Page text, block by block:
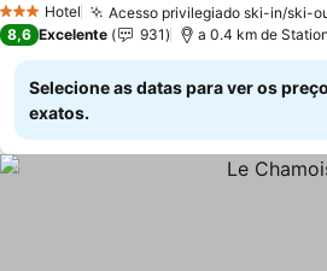
3 EstrelasHotel Acesso privilegiado ski-in/ski-
8,6 Excelente 931 a 0.4 km de
Selecione as datas para ver os
exatos.